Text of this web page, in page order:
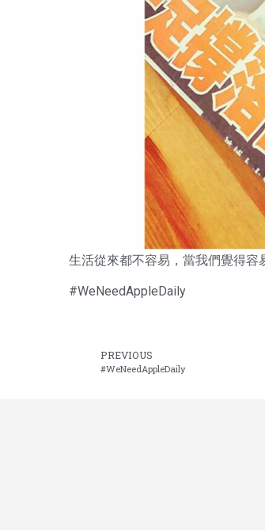
生活從來都不容易，當我們覺得容
#WeNeedAppleDaily
PREVIOUS
#WeNeedAppleDaily